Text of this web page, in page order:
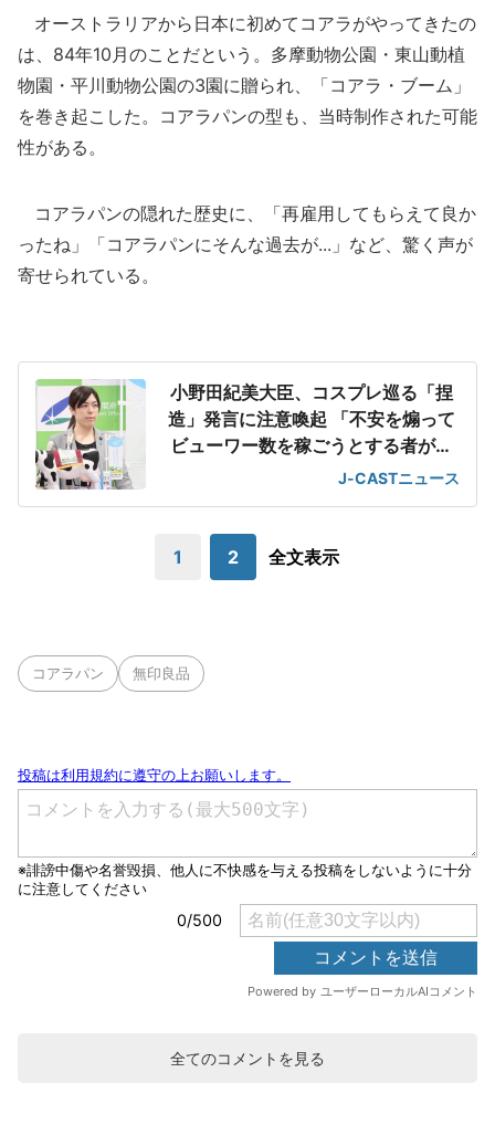
オーストラリアから日本に初めてコアラがやってきたの
は、84年10月のことだという。多摩動物公園・東山動植
物園・平川動物公園の3園に贈られ、「コアラ・ブーム」
を巻き起こした。コアラパンの型も、当時制作された可能
性がある。
コアラパンの隠れた歴史に、「再雇用してもらえて良か
ったね」「コアラパンにそんな過去が...」など、驚く声が
寄せられている。
小野田紀美大臣、コスプレ巡る「捏
造」発言に注意喚起 「不安を煽って
ビューワー数を稼ごうとする者がい
J-CASTニュース
1 2 全文表示
コアラパン 無印良品
全てのコメントを見る